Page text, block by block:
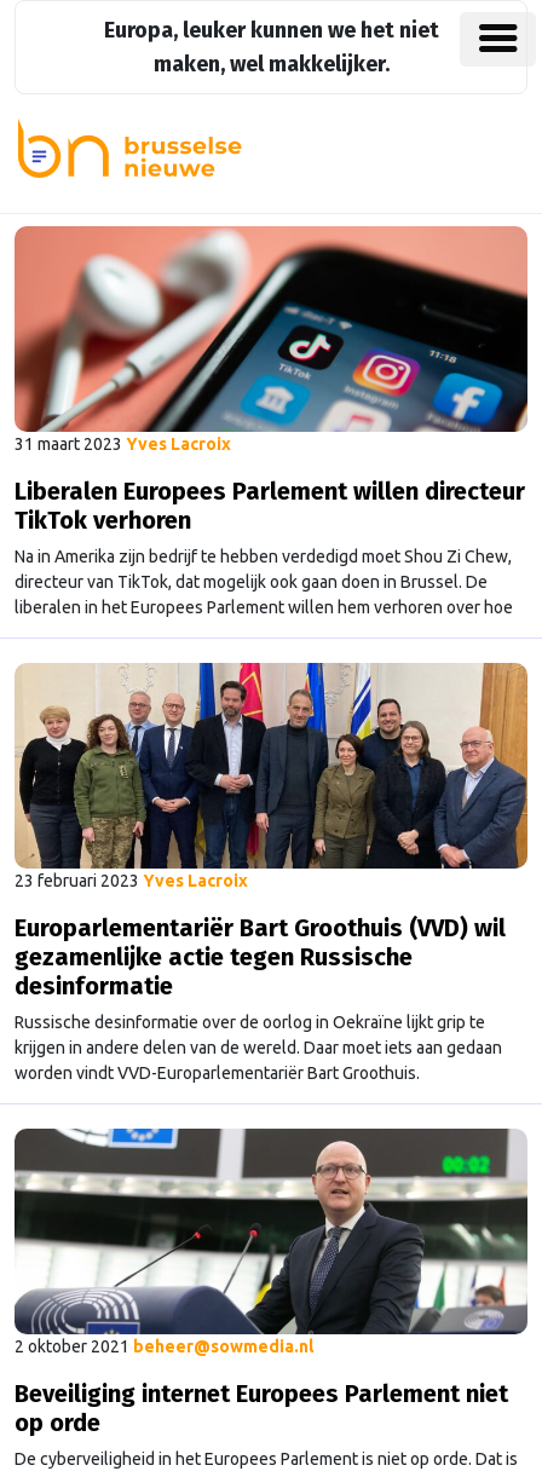
Europa, leuker kunnen we het niet
maken, wel makkelijker.
31 maart 2023 Yves Lacroix
Liberalen Europees Parlement willen directeur
TikTok verhoren
Na in Amerika zijn bedrijf te hebben verdedigd moet Shou Zi Chew,
directeur van TikTok, dat mogelijk ook gaan doen in Brussel. De
liberalen in het Europees Parlement willen hem verhoren over hoe
het bedrijf werkt.
23 februari 2023 Yves Lacroix
Europarlementariër Bart Groothuis (VVD) wil
gezamenlijke actie tegen Russische
desinformatie
Russische desinformatie over de oorlog in Oekraïne lijkt grip te
krijgen in andere delen van de wereld. Daar moet iets aan gedaan
worden vindt VVD-Europarlementariër Bart Groothuis.
2 oktober 2021 beheer@sowmedia.nl
Beveiliging internet Europees Parlement niet
op orde
De cyberveiligheid in het Europees Parlement is niet op orde. Dat is